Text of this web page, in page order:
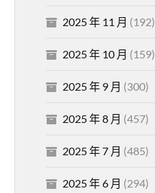
2025 年 11 月 (192)
2025 年 10 月 (159)
2025 年 9 月 (300)
2025 年 8 月 (457)
2025 年 7 月 (485)
2025 年 6 月 (294)